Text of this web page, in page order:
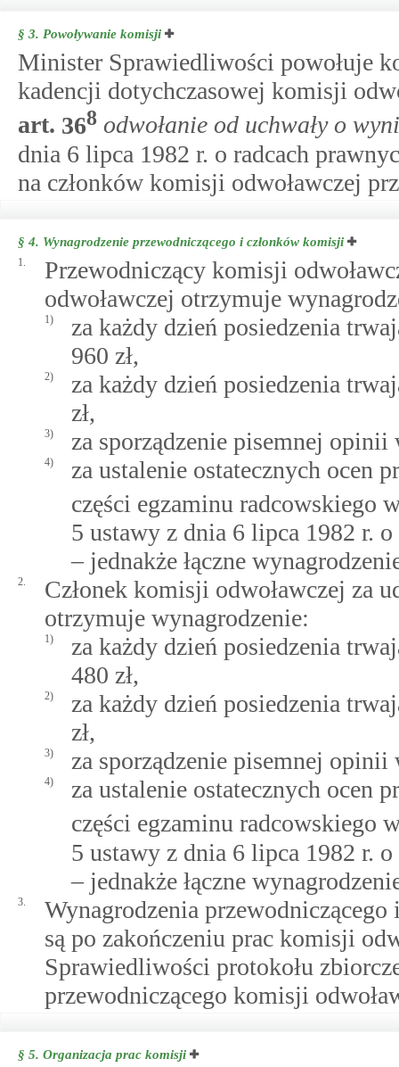
§ 3. Powoływanie komisji
Minister Sprawiedliwości powołuje
kadencji dotychczasowej komisji
art. 368 odwołanie od uchwały o
dnia 6 lipca 1982 r. o radcach
na członków komisji odwoławczej
§ 4. Wynagrodzenie przewodniczącego i członków komisji
1.
Przewodniczący komisji
odwoławczej otrzymuje
1)
za każdy dzień posiedzenia
960 zł,
2)
za każdy dzień posiedzenia
zł,
3) za sporządzenie pisemnej
4)
za ustalenie ostatecznych ocen
części egzaminu
5 ustawy z dnia 6 lipca 1982 r.
– jednakże łączne
2.
Członek komisji odwoławczej za
otrzymuje wynagrodzenie:
1)
za każdy dzień posiedzenia
480 zł,
2)
za każdy dzień posiedzenia
zł,
3) za sporządzenie pisemnej
4)
za ustalenie ostatecznych ocen
części egzaminu
5 ustawy z dnia 6 lipca 1982 r.
– jednakże łączne
3.
Wynagrodzenia
są po zakończeniu prac komisji
Sprawiedliwości protokołu
przewodniczącego komisji
§ 5. Organizacja prac komisji